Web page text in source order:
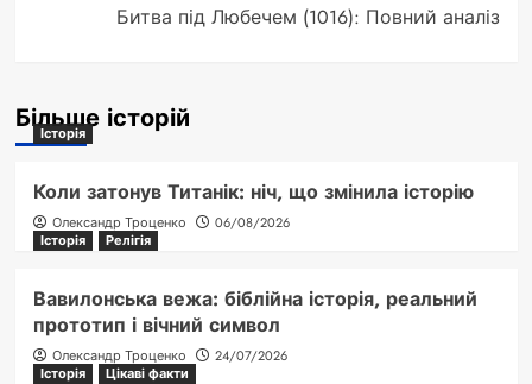
Битва під Любечем (1016): Повний аналіз
Більше історій
Історія
Коли затонув Титанік: ніч, що змінила історію
Олександр Троценко
06/08/2026
Історія
Релігія
Вавилонська вежа: біблійна історія, реальний
прототип і вічний символ
Олександр Троценко
24/07/2026
Історія
Цікаві факти